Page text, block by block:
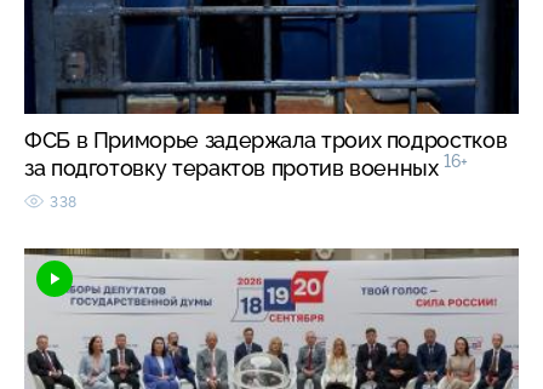
ФСБ в Приморье задержала троих подростков
за подготовку терактов против военных 16+
338